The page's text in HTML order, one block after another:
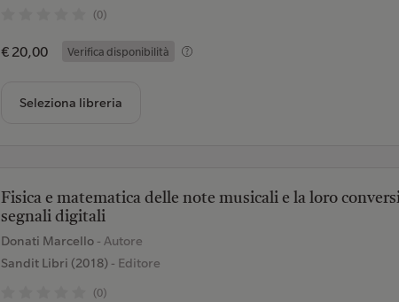
(0)
€ 20,00 Verifica disponibilità
Seleziona libreria
Fisica e matematica delle note musicali e la loro
segnali digitali
Donati Marcello - Autore
Sandit Libri (2018)- Editore
(0)